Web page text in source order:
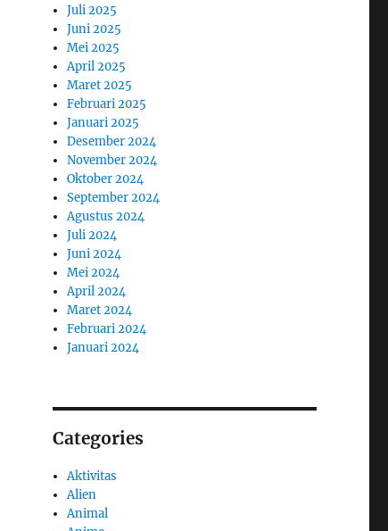
Juli 2025
Juni 2025
Mei 2025
April 2025
Maret 2025
Februari 2025
Januari 2025
Desember 2024
November 2024
Oktober 2024
September 2024
Agustus 2024
Juli 2024
Juni 2024
Mei 2024
April 2024
Maret 2024
Februari 2024
Januari 2024
Categories
Aktivitas
Alien
Animal